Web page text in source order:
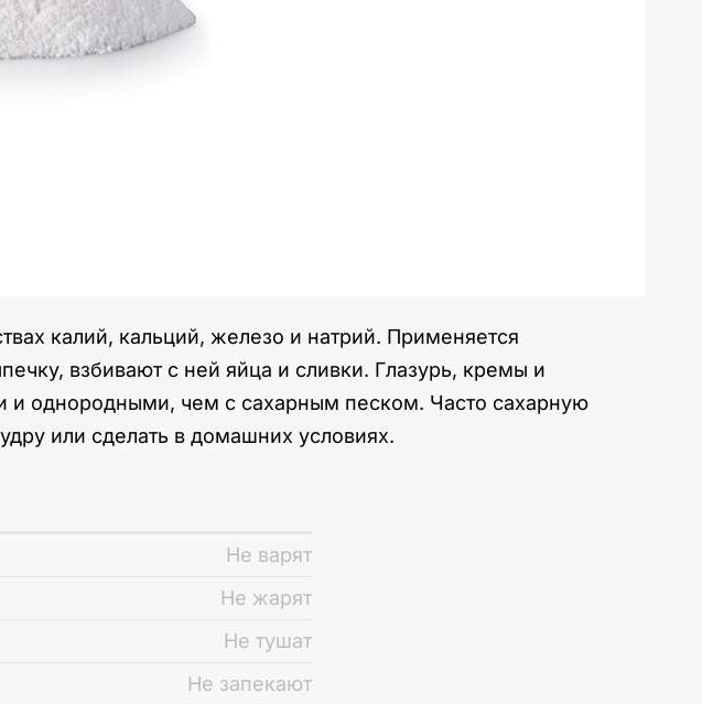
калий, кальций, железо и натрий. Применяется
взбивают с ней яйца и сливки. Глазурь, кремы и
и однородными, чем с сахарным песком. Часто сахарную
или сделать в домашних условиях.
Не варят
Не жарят
Не тушат
Не запекают